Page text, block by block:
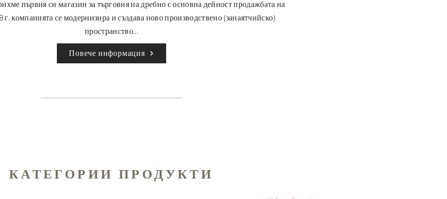
първия си магазин за търговия на дребно с основна дейност продажбата на
г. компанията се модернизира и създава ново производствено (занаятчийско)
пространство...
Повече информация
КАТЕГОРИИ ПРОДУКТИ